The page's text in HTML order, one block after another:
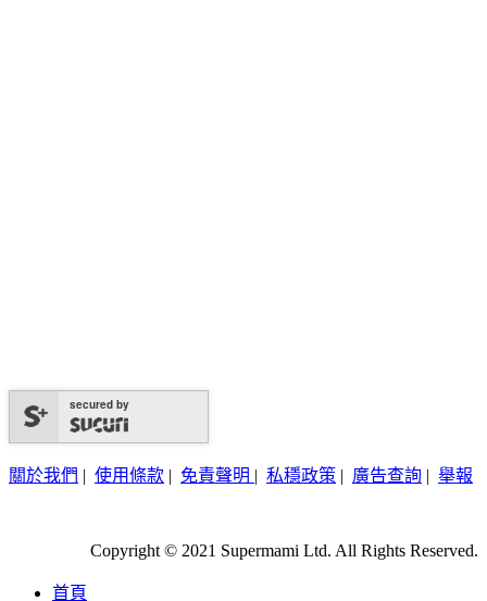
secured by
關於我們 | 使用條款 | 免責聲明 | 私穩政策 | 廣告查詢 | 舉報
Copyright © 2021 Supermami Ltd. All Rights Reserved.
首頁